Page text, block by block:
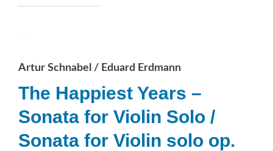
Artur Schnabel / Eduard Erdmann
The Happiest Years –
Sonata for Violin Solo /
Sonata for Violin solo op.